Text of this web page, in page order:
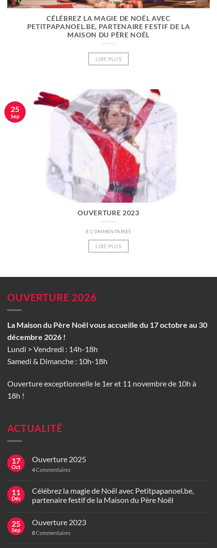
CÉLÉBREZ LA MAGIE DE NOËL AVEC
PETITPAPANOEL.BE, PARTENAIRE FESTIF DE LA
MAISON DU PÈRE NOËL
LIRE PLUS
OUVERTURE 2023
8 COMMENTAIRES
LIRE PLUS
25
Sep
OUVERTURE 2026
La Maison du Père Noël vous accueille du 17 octobre au 30
décembre 2026 !
Lundi > Vendredi : 14h-18h
Samedi & Dimanche : 10h-18h
Ouverture exceptionnelle le 1er et 11 novembre de 10h à
18h !
ACTUALITÉ
17
Oct
Ouverture 2025
4Commentaires
11
Déc
Célébrez la magie de Noël avec Petitpapanoel.be,
partenaire festif de la Maison du Père Noël
25
Sep
Ouverture 2023
8Commentaires